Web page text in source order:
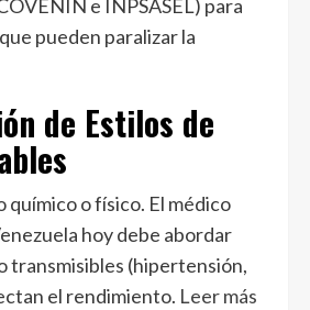
e INPSASEL) para
pueden paralizar la
de Estilos de
químico o físico. El médico
hoy debe abordar
transmisibles (hipertensión,
el rendimiento. Leer más